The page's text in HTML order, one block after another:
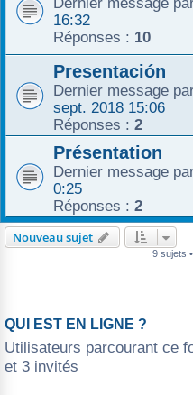
16:32
Réponses : 10
Presentación
Dernier message
sept. 2018 15:06
Réponses : 2
Présentation
Dernier message
0:25
Réponses : 2
Nouveau sujet
9 sujets
QUI EST EN LIGNE ?
Utilisateurs parcourant ce
et 3 invités